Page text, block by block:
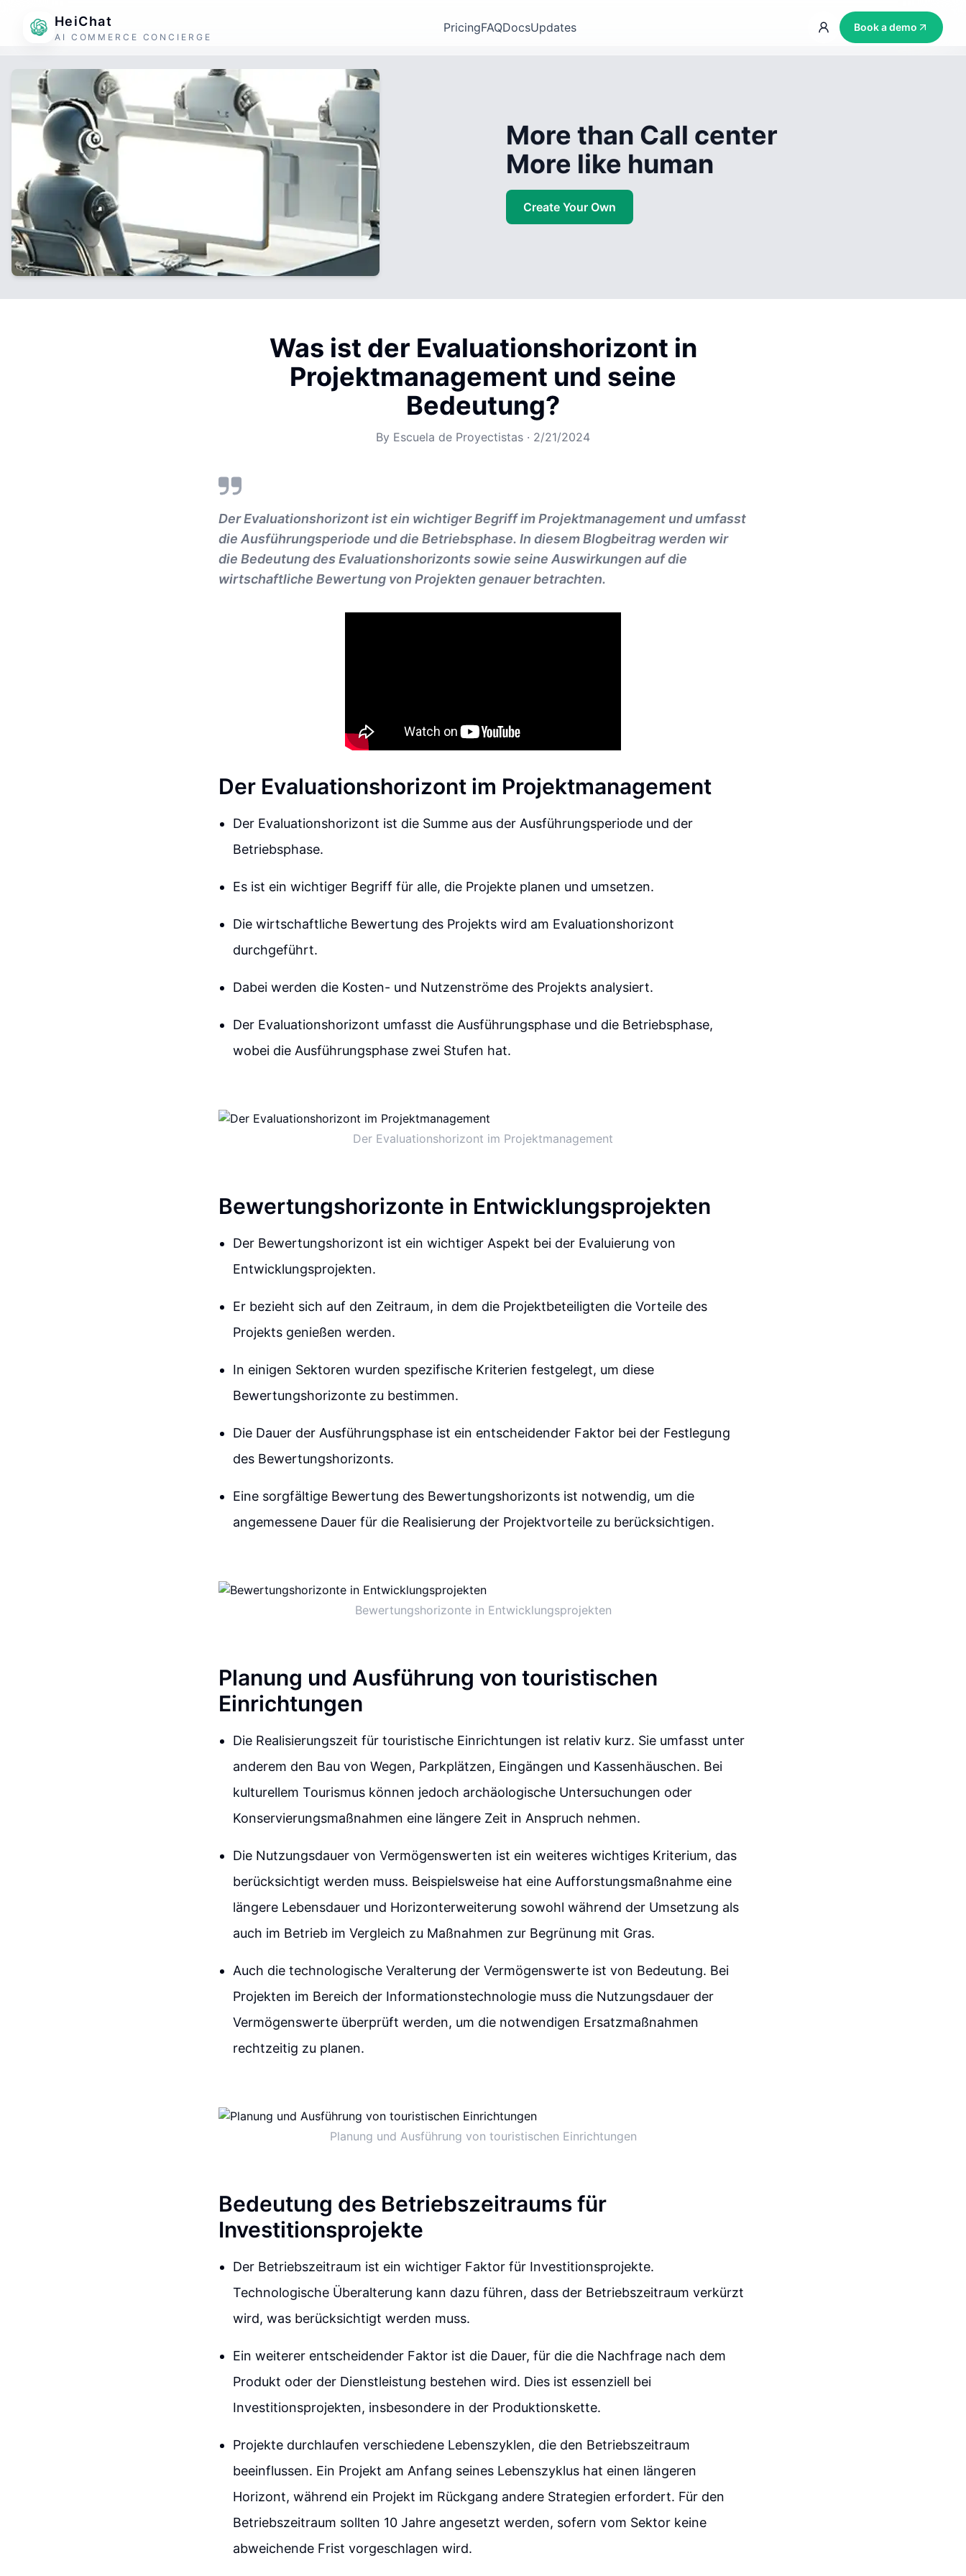
HeiChat
AI COMMERCE CONCIERGE
PricingFAQDocsUpdates Book a demo
More than Call center
More like human
Create Your Own
Was ist der Evaluationshorizont in
Projektmanagement und seine
Bedeutung?
By Escuela de Proyectistas · 2/21/2024
Der Evaluationshorizont ist ein wichtiger Begriff im Projektmanagement und umfasst
die Ausführungsperiode und die Betriebsphase. In diesem Blogbeitrag werden wir
die Bedeutung des Evaluationshorizonts sowie seine Auswirkungen auf die
wirtschaftliche Bewertung von Projekten genauer betrachten.
Der Evaluationshorizont im Projektmanagement
Der Evaluationshorizont ist die Summe aus der Ausführungsperiode und der
Betriebsphase.
Es ist ein wichtiger Begriff für alle, die Projekte planen und umsetzen.
Die wirtschaftliche Bewertung des Projekts wird am Evaluationshorizont
durchgeführt.
Dabei werden die Kosten- und Nutzenströme des Projekts analysiert.
Der Evaluationshorizont umfasst die Ausführungsphase und die Betriebsphase,
wobei die Ausführungsphase zwei Stufen hat.
Der Evaluationshorizont im Projektmanagement
Bewertungshorizonte in Entwicklungsprojekten
Der Bewertungshorizont ist ein wichtiger Aspekt bei der Evaluierung von
Entwicklungsprojekten.
Er bezieht sich auf den Zeitraum, in dem die Projektbeteiligten die Vorteile des
Projekts genießen werden.
In einigen Sektoren wurden spezifische Kriterien festgelegt, um diese
Bewertungshorizonte zu bestimmen.
Die Dauer der Ausführungsphase ist ein entscheidender Faktor bei der Festlegung
des Bewertungshorizonts.
Eine sorgfältige Bewertung des Bewertungshorizonts ist notwendig, um die
angemessene Dauer für die Realisierung der Projektvorteile zu berücksichtigen.
Bewertungshorizonte in Entwicklungsprojekten
Planung und Ausführung von touristischen
Einrichtungen
Die Realisierungszeit für touristische Einrichtungen ist relativ kurz. Sie umfasst unter
anderem den Bau von Wegen, Parkplätzen, Eingängen und Kassenhäuschen. Bei
kulturellem Tourismus können jedoch archäologische Untersuchungen oder
Konservierungsmaßnahmen eine längere Zeit in Anspruch nehmen.
Die Nutzungsdauer von Vermögenswerten ist ein weiteres wichtiges Kriterium, das
berücksichtigt werden muss. Beispielsweise hat eine Aufforstungsmaßnahme eine
längere Lebensdauer und Horizonterweiterung sowohl während der Umsetzung als
auch im Betrieb im Vergleich zu Maßnahmen zur Begrünung mit Gras.
Auch die technologische Veralterung der Vermögenswerte ist von Bedeutung. Bei
Projekten im Bereich der Informationstechnologie muss die Nutzungsdauer der
Vermögenswerte überprüft werden, um die notwendigen Ersatzmaßnahmen
rechtzeitig zu planen.
Planung und Ausführung von touristischen Einrichtungen
Bedeutung des Betriebszeitraums für
Investitionsprojekte
Der Betriebszeitraum ist ein wichtiger Faktor für Investitionsprojekte.
Technologische Überalterung kann dazu führen, dass der Betriebszeitraum verkürzt
wird, was berücksichtigt werden muss.
Ein weiterer entscheidender Faktor ist die Dauer, für die die Nachfrage nach dem
Produkt oder der Dienstleistung bestehen wird. Dies ist essenziell bei
Investitionsprojekten, insbesondere in der Produktionskette.
Projekte durchlaufen verschiedene Lebenszyklen, die den Betriebszeitraum
beeinflussen. Ein Projekt am Anfang seines Lebenszyklus hat einen längeren
Horizont, während ein Projekt im Rückgang andere Strategien erfordert. Für den
Betriebszeitraum sollten 10 Jahre angesetzt werden, sofern vom Sektor keine
abweichende Frist vorgeschlagen wird.